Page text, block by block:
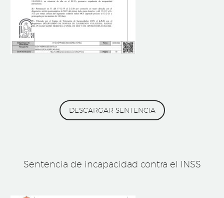
DESCARGAR SENTENCIA
Sentencia de incapacidad contra el INSS